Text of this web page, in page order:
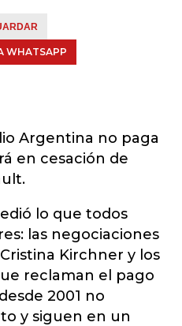
WHATSAPP
Argentina no paga
en cesación de
lo que todos
las negociaciones
Kirchner y los
reclaman el pago
2001 no
y siguen en un